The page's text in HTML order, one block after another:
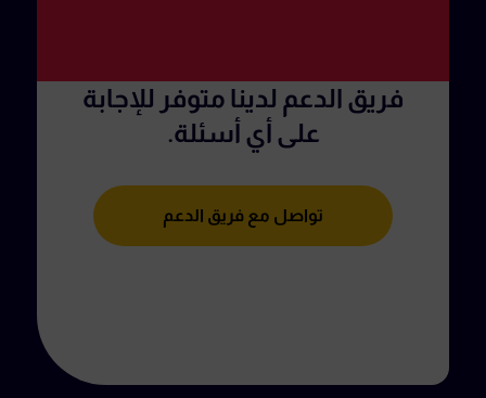
فريق الدعم لدينا متوفر للإجابة
على أي أسئلة.
تواصل مع فريق الدعم